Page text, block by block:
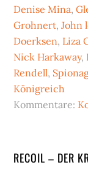
Denise Mina,
Grohnert,John
Doerksen, Liza
Nick Harkaway,
Rendell,
Königreich
Kommentare:
RECOIL – DER